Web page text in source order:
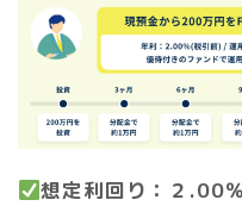
想定利回り：２.00